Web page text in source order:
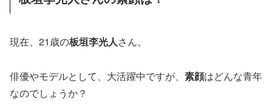
現在、21歳の板垣李光人さん。
俳優やモデルとして、大活躍中ですが、 素顔はどんな青年
なのでしょうか？